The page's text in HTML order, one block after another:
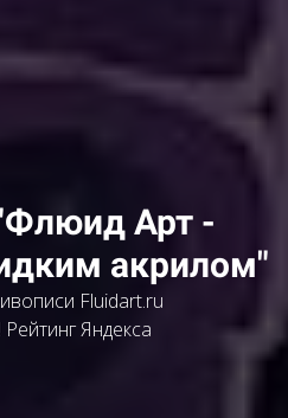
Арт -
акрилом"
Fluidart.ru
Яндекса